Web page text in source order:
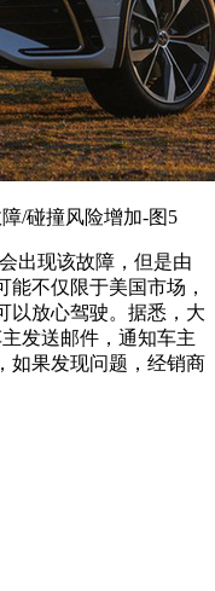
出现该故障，但是由
能不仅限于美国市场，
以放心驾驶。据悉，大
发送邮件，通知车主
如果发现问题，经销商